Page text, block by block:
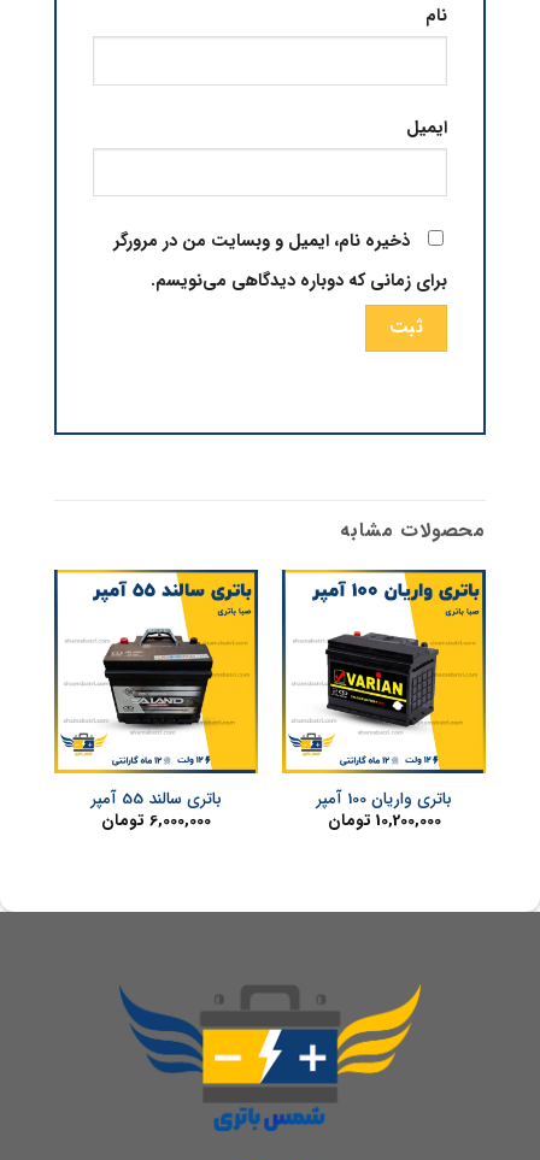
نام
ایمیل
ذخیره نام، ایمیل و وبسایت من در مرورگر
برای زمانی که دوباره دیدگاهی می‌نویسم.
محصولات مشابه
باتری واریان 100 آمپر
10,200,000 تومان
باتری سالند 55 آمپر
6,000,000 تومان